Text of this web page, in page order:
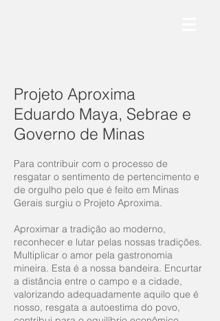
Projeto Aproxima
Eduardo Maya, Sebrae e
Governo de Minas
Para contribuir com o processo de
resgatar o sentimento de pertencimento e
de orgulho pelo que é feito em Minas
Gerais surgiu o Projeto Aproxima.
Aproximar a tradição ao moderno,
reconhecer e lutar pelas nossas tradições.
Multiplicar o amor pela gastronomia
mineira. Esta é a nossa bandeira. Encurtar
a distância entre o campo e a cidade,
valorizando adequadamente aquilo que é
nosso, resgata a autoestima do povo,